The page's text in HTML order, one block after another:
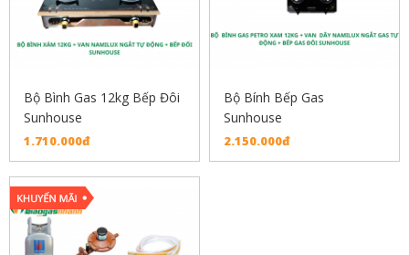
Bộ Bình Gas 12kg Bếp Đôi
Sunhouse
1.710.000đ
Bộ Bính Bếp Gas
Sunhouse
2.150.000đ